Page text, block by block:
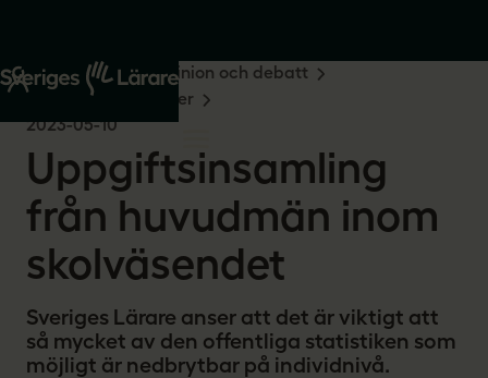
Start Om oss
Opinion och debatt
Remissvar och skrivelser
2023-05-10
Uppgiftsinsamling
från huvudmän inom
skolväsendet
Sveriges Lärare anser att det är viktigt att
så mycket av den offentliga statistiken som
möjligt är nedbrytbar på individnivå.